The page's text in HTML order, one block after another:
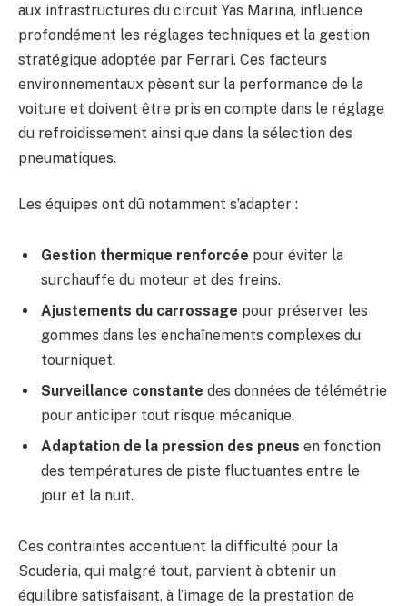
aux infrastructures du circuit Yas Marina, influence
profondément les réglages techniques et la gestion
stratégique adoptée par Ferrari. Ces facteurs
environnementaux pèsent sur la performance de la
voiture et doivent être pris en compte dans le réglage
du refroidissement ainsi que dans la sélection des
pneumatiques.
Les équipes ont dû notamment s’adapter :
Gestion thermique renforcée pour éviter la
surchauffe du moteur et des freins.
Ajustements du carrossage pour préserver les
gommes dans les enchaînements complexes du
tourniquet.
Surveillance constante des données de télémétrie
pour anticiper tout risque mécanique.
Adaptation de la pression des pneus en fonction
des températures de piste fluctuantes entre le
jour et la nuit.
Ces contraintes accentuent la difficulté pour la
Scuderia, qui malgré tout, parvient à obtenir un
équilibre satisfaisant, à l’image de la prestation de